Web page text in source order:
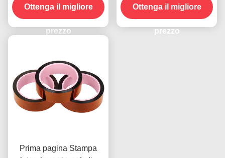
Ottenga il migliore
prezzo
resistenza alla buccia
2.5N/25mm
Ottenga il migliore
prezzo
Prima pagina Stampa